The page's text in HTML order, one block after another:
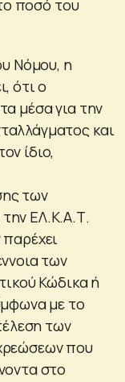
ποσό του
Νόμου, η
ότι ο
μέσα για την
και
ίδιο,
των
ΕΛ.Κ.Α.Τ.
των
Κώδικα ή
με το
των
που
στο